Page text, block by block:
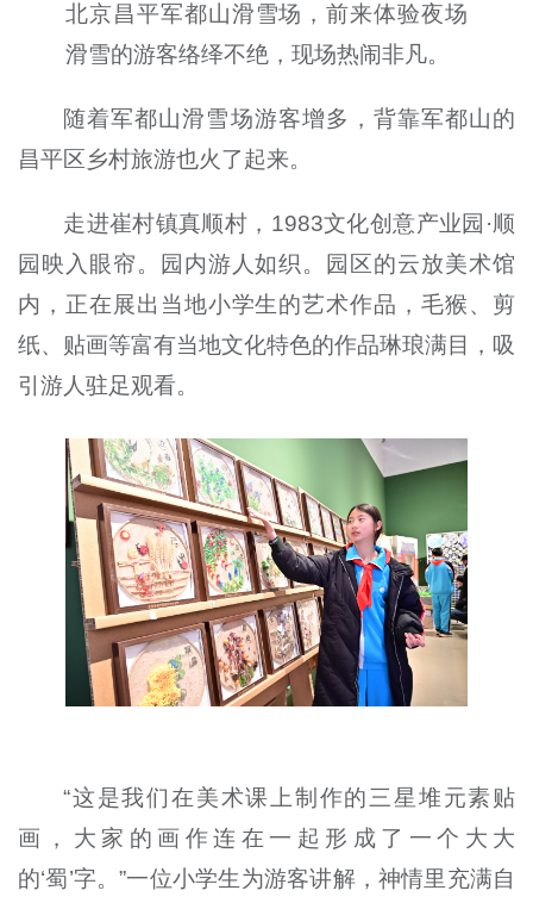
北京昌平军都山滑雪场，前来体验夜场
滑雪的游客络绎不绝，现场热闹非凡。
随着军都山滑雪场游客增多，背靠军都山的
昌平区乡村旅游也火了起来。
走进崔村镇真顺村，1983文化创意产业园·顺
园映入眼帘。园内游人如织。园区的云放美术馆
内，正在展出当地小学生的艺术作品，毛猴、剪
纸、贴画等富有当地文化特色的作品琳琅满目，吸
引游人驻足观看。
“这是我们在美术课上制作的三星堆元素贴
画，大家的画作连在一起形成了一个大大
的‘蜀’字。”一位小学生为游客讲解，神情里充满自